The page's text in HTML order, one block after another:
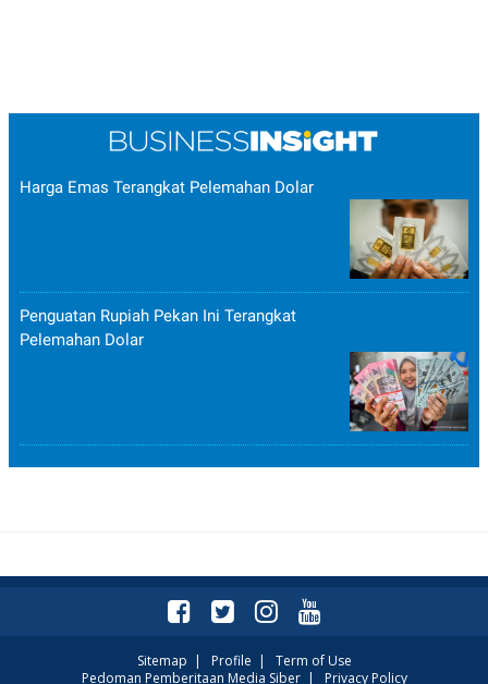
Harga Emas Terangkat Pelemahan Dolar
Penguatan Rupiah Pekan Ini Terangkat
Pelemahan Dolar
Sitemap Profile
Term of Use
Pedoman Pemberitaan Media Siber| Privacy Policy